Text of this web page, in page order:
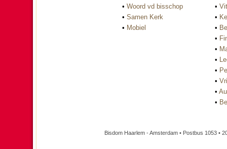
• Woord vd bisschop
• Samen Kerk
• Mobiel
•
•
•
•
•
•
•
•
•
•
Bisdom Haarlem - Amsterdam • Postbus 1053 •